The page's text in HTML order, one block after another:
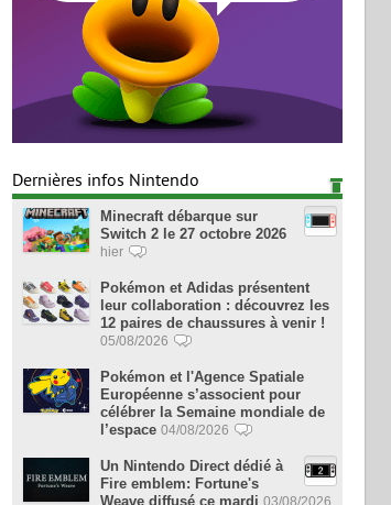
Dernières infos Nintendo
Minecraft débarque sur
Switch 2 le 27 octobre 2026
hier
Pokémon et Adidas présentent
leur collaboration : découvrez les
12 paires de chaussures à venir !
05/08/2026
Pokémon et l'Agence Spatiale
Européenne s’associent pour
célébrer la Semaine mondiale de
l’espace 04/08/2026
Un Nintendo Direct dédié à
Fire emblem: Fortune's
Weave diffusé ce mardi 03/08/2026